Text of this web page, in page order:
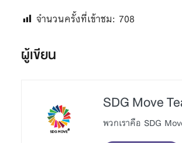
จำนวนครั้งที่เข้าชม: 708
ผู้เขียน
SDG Move
พวกเราคือ SDG